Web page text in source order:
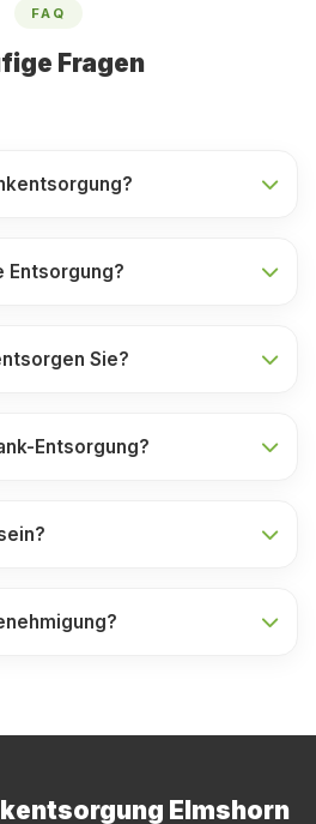
FAQ
Fragen
Entsorgung?
Sie?
Entsorgung?
Elmshorn